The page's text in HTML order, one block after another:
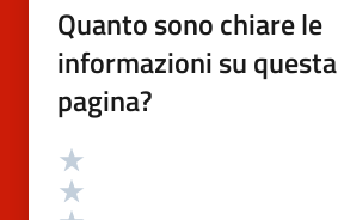
Quanto sono chiare le
informazioni su questa
pagina?
Valutazione